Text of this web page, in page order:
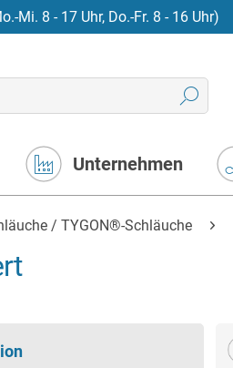
Mi. 8 - 17 Uhr, Do.-Fr. 8 - 16 Uhr)
Unternehmen
/ TYGON®-Schläuche